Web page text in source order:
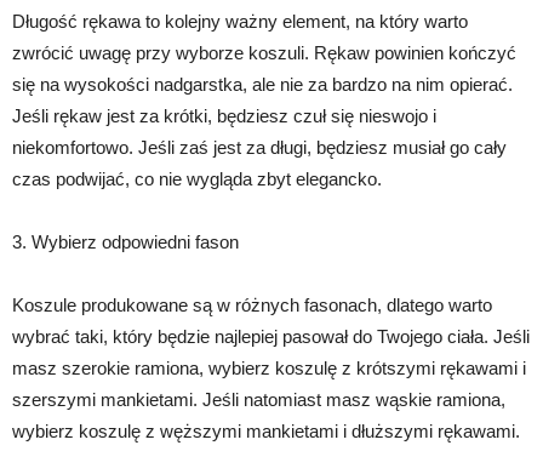
Długość rękawa to kolejny ważny element, na który warto
zwrócić uwagę przy wyborze koszuli. Rękaw powinien kończyć
się na wysokości nadgarstka, ale nie za bardzo na nim opierać.
Jeśli rękaw jest za krótki, będziesz czuł się nieswojo i
niekomfortowo. Jeśli zaś jest za długi, będziesz musiał go cały
czas podwijać, co nie wygląda zbyt elegancko.
3. Wybierz odpowiedni fason
Koszule produkowane są w różnych fasonach, dlatego warto
wybrać taki, który będzie najlepiej pasował do Twojego ciała. Jeśli
masz szerokie ramiona, wybierz koszulę z krótszymi rękawami i
szerszymi mankietami. Jeśli natomiast masz wąskie ramiona,
wybierz koszulę z węższymi mankietami i dłuższymi rękawami.